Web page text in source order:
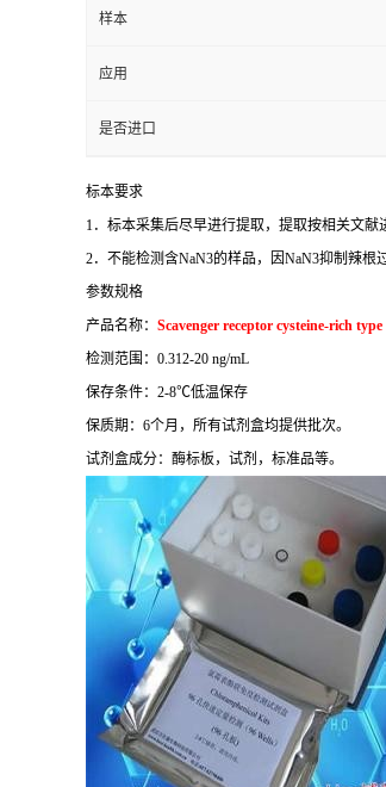
样本
应用
是否进口
标本要求
1 ．标本采集后尽早进行提取，提取按相关文
2．不能检测含NaN3的样品，因NaN3抑制辣根
参数规格
产品名称： Scavenger receptor cysteine-rich
检测范围： 0.312-20 ng/mL
保存条件： 2-8℃低温保存
保质期： 6个月，所有试剂盒均提供批次。
试剂盒成分：酶标板，试剂，标准品等。